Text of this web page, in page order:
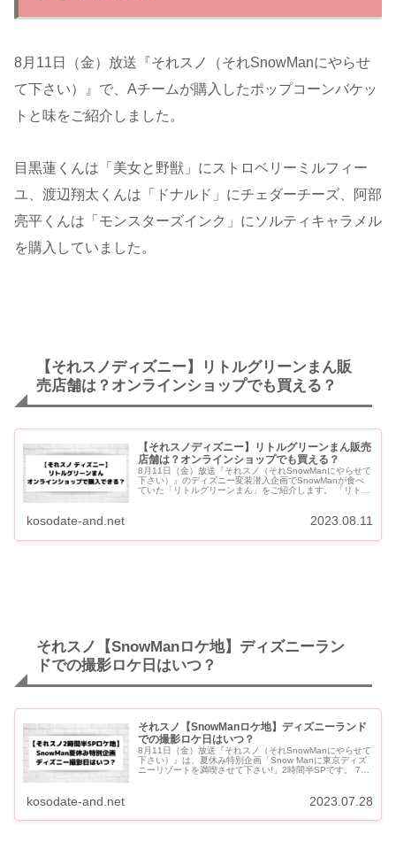
8月11日（金）放送『それスノ（それSnowManにやらせ
て下さい）』で、Aチームが購入したポップコーンバケッ
トと味をご紹介しました。
目黒蓮くんは「美女と野獣」にストロベリーミルフィー
ユ、渡辺翔太くんは「ドナルド」にチェダーチーズ、阿部
亮平くんは「モンスターズインク」にソルティキャラメル
を購入していました。
【それスノディズニー】リトルグリーンまん販
売店舗は？オンラインショップでも買える？
【それスノディズニー】リトルグリーンまん販売
店舗は？オンラインショップでも買える？
8月11日（金）放送『それスノ（それSnowManにやらせて
下さい）』のディズニー変装潜入企画でSnowManが食べ
ていた「リトルグリーンまん」をご紹介します。 「リトル
kosodate-and.net 2023.08.11
それスノ【SnowManロケ地】ディズニーラン
ドでの撮影ロケ日はいつ？
それスノ【SnowManロケ地】ディズニーランド
での撮影ロケ日はいつ？
8月11日（金）放送『それスノ（それSnowManにやらせて
下さい）』は、夏休み特別企画「Snow Manに東京ディズ
ニーリゾートを満喫させて下さい!」2時間半SPです。 7月
kosodate-and.net 2023.07.28